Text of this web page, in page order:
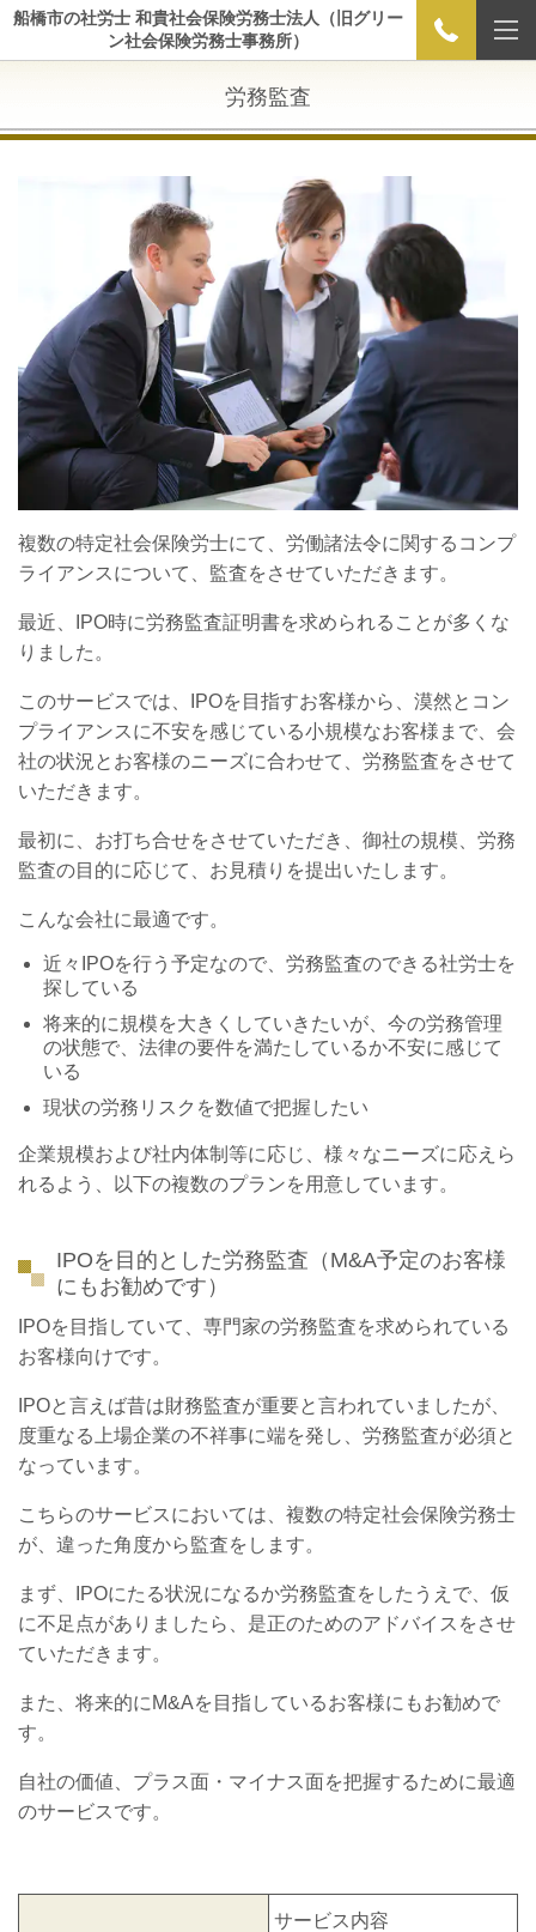
船橋市の社労士 和貴社会保険労務士法人（旧グリー
ン社会保険労務士事務所）
労務監査
複数の特定社会保険労士にて、労働諸法令に関するコンプ
ライアンスについて、監査をさせていただきます。
最近、IPO時に労務監査証明書を求められることが多くな
りました。
このサービスでは、IPOを目指すお客様から、漠然とコン
プライアンスに不安を感じている小規模なお客様まで、会
社の状況とお客様のニーズに合わせて、労務監査をさせて
いただきます。
最初に、お打ち合せをさせていただき、御社の規模、労務
監査の目的に応じて、お見積りを提出いたします。
こんな会社に最適です。
近々IPOを行う予定なので、労務監査のできる社労士を
探している
将来的に規模を大きくしていきたいが、今の労務管理
の状態で、法律の要件を満たしているか不安に感じて
いる
現状の労務リスクを数値で把握したい
企業規模および社内体制等に応じ、様々なニーズに応えら
れるよう、以下の複数のプランを用意しています。
IPOを目的とした労務監査（M&A予定のお客様
にもお勧めです）
IPOを目指していて、専門家の労務監査を求められている
お客様向けです。
IPOと言えば昔は財務監査が重要と言われていましたが、
度重なる上場企業の不祥事に端を発し、労務監査が必須と
なっています。
こちらのサービスにおいては、複数の特定社会保険労務士
が、違った角度から監査をします。
まず、IPOにたる状況になるか労務監査をしたうえで、仮
に不足点がありましたら、是正のためのアドバイスをさせ
ていただきます。
また、将来的にM&Aを目指しているお客様にもお勧めで
す。
自社の価値、プラス面・マイナス面を把握するために最適
のサービスです。
サービス内容